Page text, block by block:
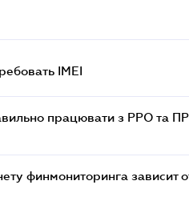
IMEI
працювати з РРО та
финмониторинга зависит